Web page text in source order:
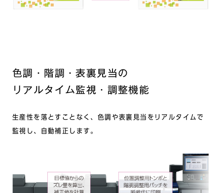
色調・階調・表裏見当の
リアルタイム監視・調整機能
生産性を落とすことなく、色調や表裏見当をリアルタイムで
監視し、自動補正します。